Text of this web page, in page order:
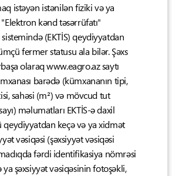
istəyən istənilən fiziki və ya
kənd təsərrüfatı"
(EKTİS) qeydiyyatdan
fermer statusu ala bilər. Şəxs
olaraq www.eagro.az saytı
barədə (kümxananın tipi,
sahəsi (m²) və mövcud tut
məlumatları EKTİS-ə daxil
qeydiyyatdan keçə və ya xidmət
vəsiqəsi (şəxsiyyət vəsiqəsi
fərdi identifikasiya nömrəsi
şəxsiyyət vəsiqəsinin fotoşəkli,